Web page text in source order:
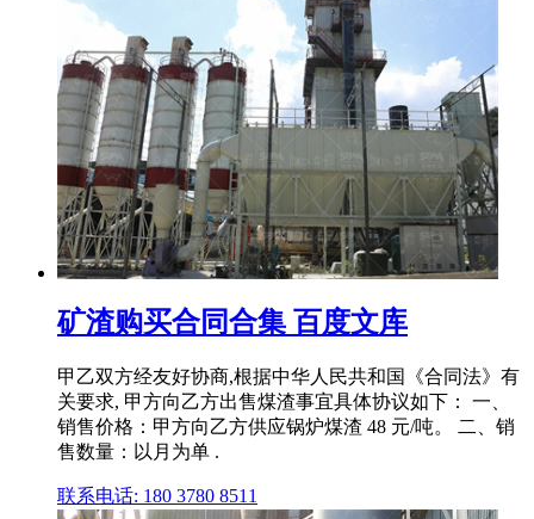
矿渣购买合同合集 百度文库
甲乙双方经友好协商,根据中华人民共和国《合同法》有
关要求, 甲方向乙方出售煤渣事宜具体协议如下： 一、
销售价格：甲方向乙方供应锅炉煤渣 48 元/吨。 二、销
售数量：以月为单 .
联系电话: 180 3780 8511